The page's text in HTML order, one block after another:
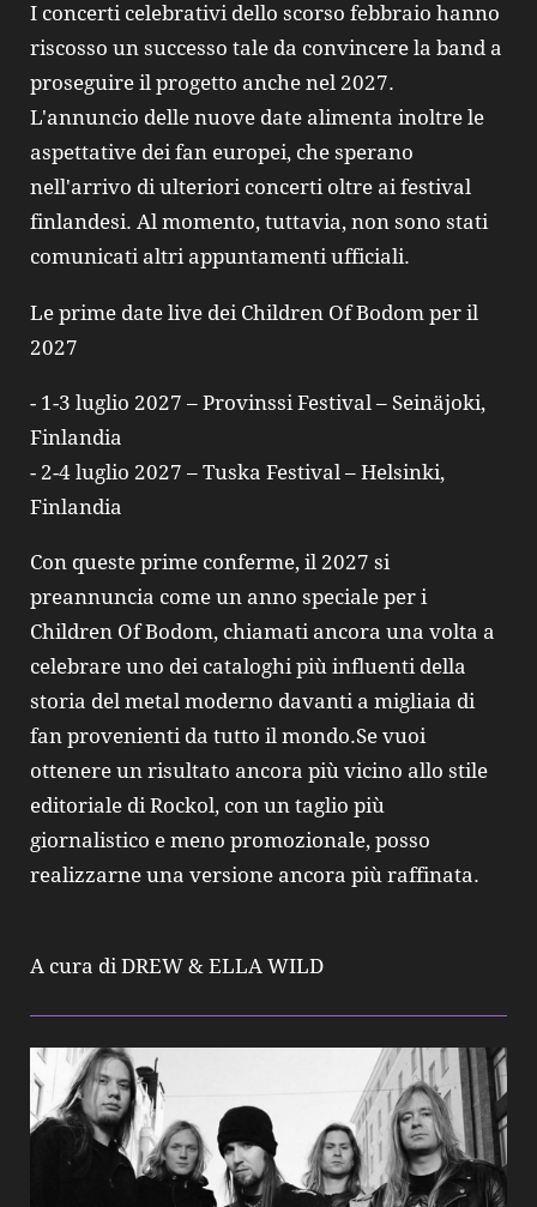
I concerti celebrativi dello scorso febbraio hanno
riscosso un successo tale da convincere la band a
proseguire il progetto anche nel 2027.
L'annuncio delle nuove date alimenta inoltre le
aspettative dei fan europei, che sperano
nell'arrivo di ulteriori concerti oltre ai festival
finlandesi. Al momento, tuttavia, non sono stati
comunicati altri appuntamenti ufficiali.
Le prime date live dei Children Of Bodom per il
2027
- 1-3 luglio 2027 – Provinssi Festival – Seinäjoki,
Finlandia
- 2-4 luglio 2027 – Tuska Festival – Helsinki,
Finlandia
Con queste prime conferme, il 2027 si
preannuncia come un anno speciale per i
Children Of Bodom, chiamati ancora una volta a
celebrare uno dei cataloghi più influenti della
storia del metal moderno davanti a migliaia di
fan provenienti da tutto il mondo.Se vuoi
ottenere un risultato ancora più vicino allo stile
editoriale di Rockol, con un taglio più
giornalistico e meno promozionale, posso
realizzarne una versione ancora più raffinata.
A cura di DREW & ELLA WILD